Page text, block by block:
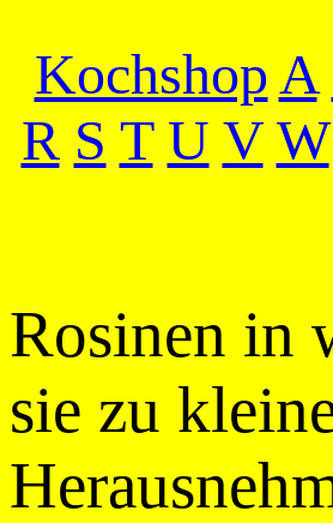
KochshopA
R S T U V W
Rosinen in
sie zu